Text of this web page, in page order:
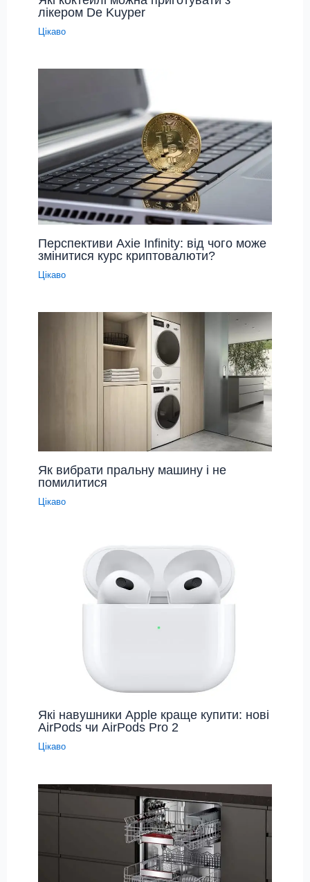
лікером De Kuyper
Цікаво
Перспективи Axie Infinity: від чого може
змінитися курс криптовалюти?
Цікаво
Як вибрати пральну машину і не
помилитися
Цікаво
Які навушники Apple краще купити: нові
AirPods чи AirPods Pro 2
Цікаво